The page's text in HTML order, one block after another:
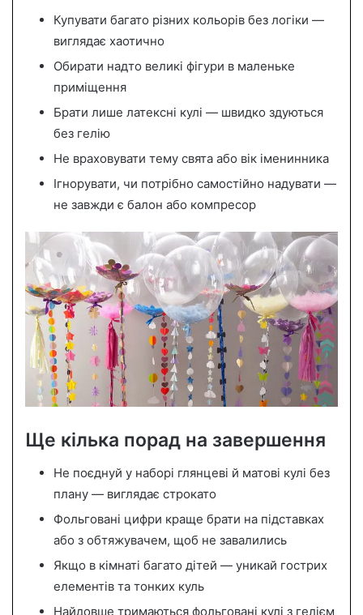
Купувати багато різних кольорів без логіки —
виглядає хаотично
Обирати надто великі фігури в маленьке
приміщення
Брати лише латексні кулі — швидко здуються
без гелію
Не враховувати тему свята або вік іменинника
Ігнорувати, чи потрібно самостійно надувати —
не завжди є балон або компресор
Ще кілька порад на завершення
Не поєднуй у наборі глянцеві й матові кулі без
плану — виглядає строкато
Фольговані цифри краще брати на підставках
або з обтяжувачем, щоб не завалились
Якщо в кімнаті багато дітей — уникай гострих
елементів та тонких куль
Найдовше тримаються фольговані кулі з гелієм